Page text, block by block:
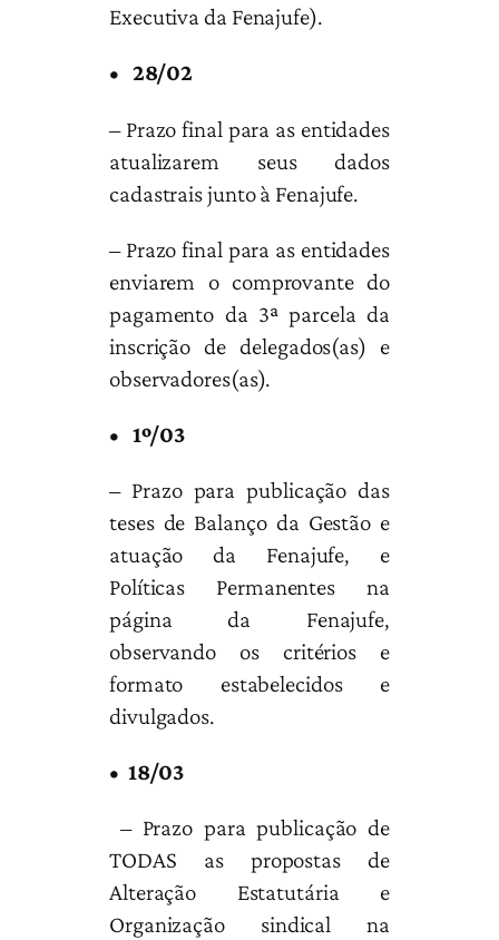
Executiva da Fenajufe).
• 28/02
– Prazo final para as entidades
atualizarem seus dados
cadastrais junto à Fenajufe.
– Prazo final para as entidades
enviarem o comprovante do
pagamento da 3ª parcela da
inscrição de delegados(as) e
observadores(as).
• 1º/03
– Prazo para publicação das
teses de Balanço da Gestão e
atuação da Fenajufe, e
Políticas Permanentes na
página da Fenajufe,
observando os critérios e
formato estabelecidos e
divulgados.
• 18/03
– Prazo para publicação de
TODAS as propostas de
Alteração Estatutária e
Organização sindical na